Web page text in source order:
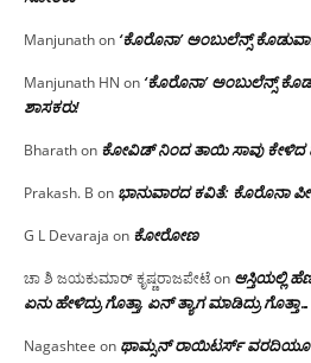
Manjunathon ‘ಕೊರೊನಾ’ ಅಂಬುಲೆನ್ಸ್
Manjunath HN on ‘ಕೊರೊನಾ’ ಅಂಬುಲೆನ್ಸ್
ಶಾಸಕರು!
Bharathon ಕೋವಿಡ್ ನಿಂದ ತಾಯಿ ಸಾವು ಕೇಳಿದ
Prakash. B on ಭಾನುವಾರದ ಕವಿತೆ: ಕೊರೊನಾ
G L Devaraja on ಕೋರೋಣ
ಚಾ ಶಿ ಜಯಕುಮಾರ್ ಕೃಷ್ಣರಾಜಪೇಟೆon ಆಸ್ತಿಯಲ್ಲಿ
ಏನು ಹೇಳಿದ್ರು ಗೊತ್ತಾ, ಏನ್ ತ್ಯಾಗ ಮಾಡಿದ್ರು ಗೊತ್ತಾ…
Nagashtee on ಥಾಮ್ಸನ್ ರಾಯಿಟರ್ಸ್ ವರದಿಯೂ